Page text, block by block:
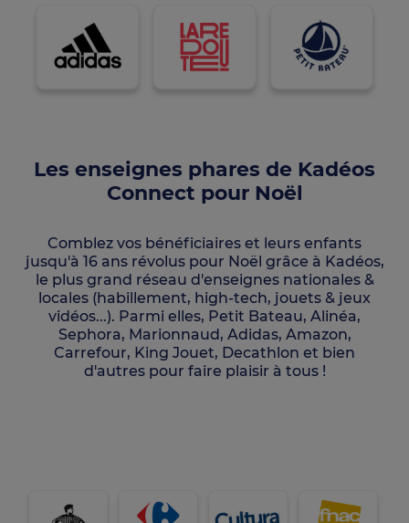
Les enseignes phares de Kadéos
Connect pour Noël
Comblez vos bénéficiaires et leurs enfants
jusqu'à 16 ans révolus pour Noël grâce à Kadéos,
le plus grand réseau d'enseignes nationales &
locales (habillement, high-tech, jouets & jeux
vidéos...). Parmi elles, Petit Bateau, Alinéa,
Sephora, Marionnaud, Adidas, Amazon,
Carrefour, King Jouet, Decathlon et bien
d'autres pour faire plaisir à tous !